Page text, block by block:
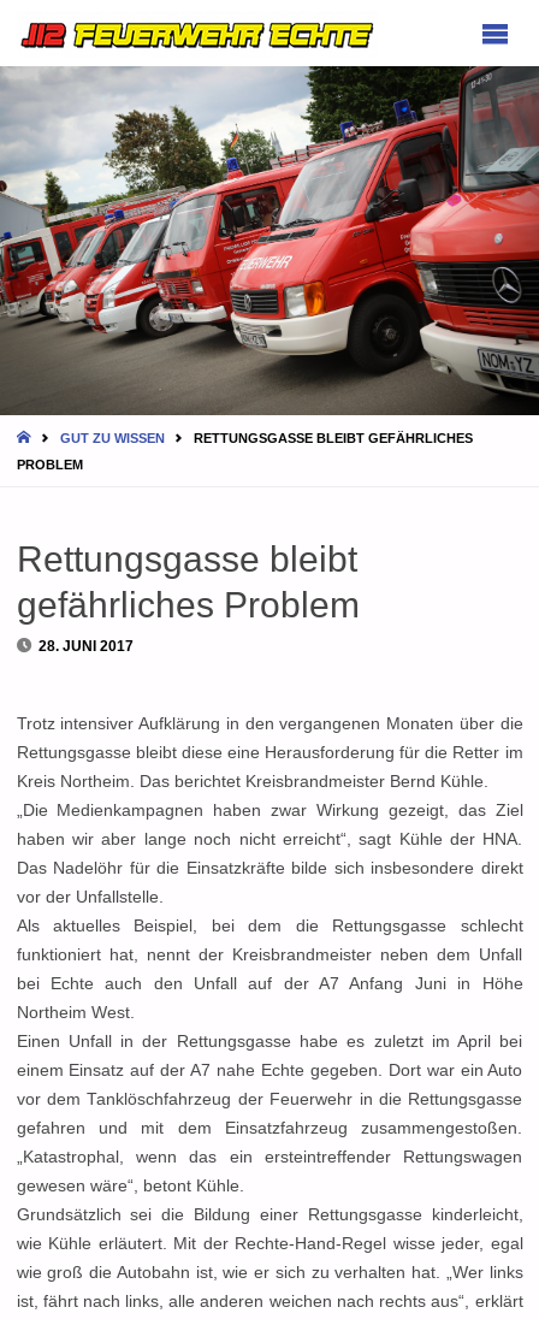
HOMEGUT ZU WISSEN
RETTUNGSGASSE BLEIBT GEFÄHRLICHES
PROBLEM
Rettungsgasse bleibt
gefährliches Problem
28. JUNI 2017
Trotz intensiver Aufklärung in den vergangenen Monaten über die
Rettungsgasse bleibt diese eine Herausforderung für die Retter im
Kreis Northeim. Das berichtet Kreisbrandmeister Bernd Kühle.
„Die Medienkampagnen haben zwar Wirkung gezeigt, das Ziel
haben wir aber lange noch nicht erreicht“, sagt Kühle der HNA.
Das Nadelöhr für die Einsatzkräfte bilde sich insbesondere direkt
vor der Unfallstelle.
Als aktuelles Beispiel, bei dem die Rettungsgasse schlecht
funktioniert hat, nennt der Kreisbrandmeister neben dem Unfall
bei Echte auch den Unfall auf der A7 Anfang Juni in Höhe
Northeim West.
Einen Unfall in der Rettungsgasse habe es zuletzt im April bei
einem Einsatz auf der A7 nahe Echte gegeben. Dort war ein Auto
vor dem Tanklöschfahrzeug der Feuerwehr in die Rettungsgasse
gefahren und mit dem Einsatzfahrzeug zusammengestoßen.
„Katastrophal, wenn das ein ersteintreffender Rettungswagen
gewesen wäre“, betont Kühle.
Grundsätzlich sei die Bildung einer Rettungsgasse kinderleicht,
wie Kühle erläutert. Mit der Rechte-Hand-Regel wisse jeder, egal
wie groß die Autobahn ist, wie er sich zu verhalten hat. „Wer links
ist, fährt nach links, alle anderen weichen nach rechts aus“, erklärt